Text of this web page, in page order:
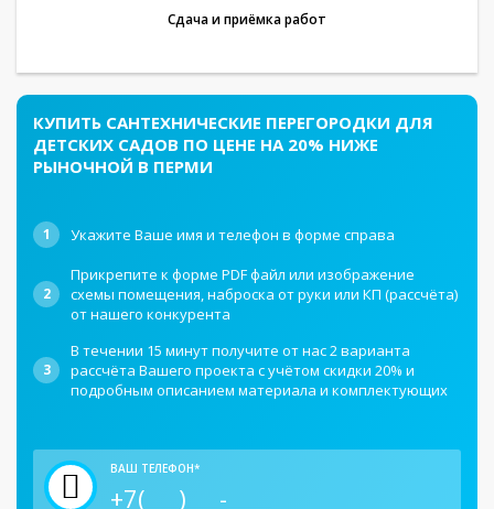
Сдача и приёмка работ
КУПИТЬ САНТЕХНИЧЕСКИЕ ПЕРЕГОРОДКИ ДЛЯ
ДЕТСКИХ САДОВ ПО ЦЕНЕ НА 20% НИЖЕ
РЫНОЧНОЙ В ПЕРМИ
1 Укажите Ваше имя и телефон в форме справа
2
Прикрепите к форме PDF файл или изображение
схемы помещения, наброска от руки или КП (рассчёта)
от нашего конкурента
3
В течении 15 минут получите от нас 2 варианта
рассчёта Вашего проекта с учётом скидки 20% и
подробным описанием материала и комплектующих
ВАШ ТЕЛЕФОН*